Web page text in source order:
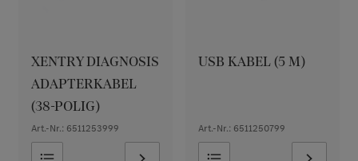
XENTRY DIAGNOSIS
ADAPTERKABEL
(38-POLIG)
Art.-Nr.: 6511253999
USB KABEL (5 M)
Art.-Nr.: 6511250799